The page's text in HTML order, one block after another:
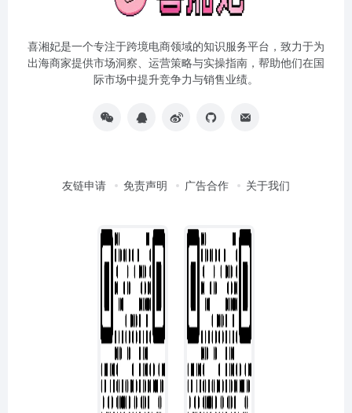
喜湘妃是一个专注于跨境电商领域的知识服务平台，致力于为
出海商家提供市场洞察、运营策略与实操指南，帮助他们在国
际市场中提升竞争力与销售业绩。
友链申请 免责声明 广告合作 关于我们